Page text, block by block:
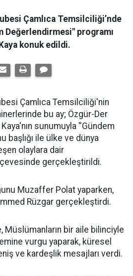
Çamlıca Temsilciliği’nde
Değerlendirmesi" programı
konuk edildi.
Çamlıca Temsilciliği'nin
bu ay; Özgür-Der
Kaya'nın sunumuyla ''Gündem
başlığı ile ülke ve dünya
olaylara dair
gerçekleştirildi.
Muzaffer Polat yaparken,
Rüzgar gerçekleştirdi.
Müslümanların bir aile bilinciyle
vurgu yaparak, küresel
ve kardeşlik mesajları verdi.